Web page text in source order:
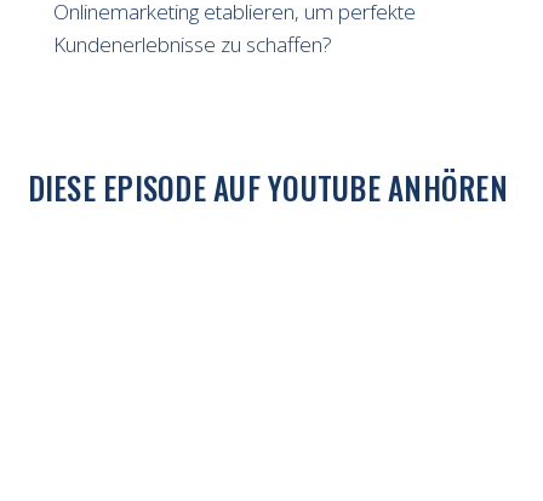
Onlinemarketing etablieren, um perfekte
Kundenerlebnisse zu schaffen?
DIESE EPISODE AUF YOUTUBE ANHÖREN